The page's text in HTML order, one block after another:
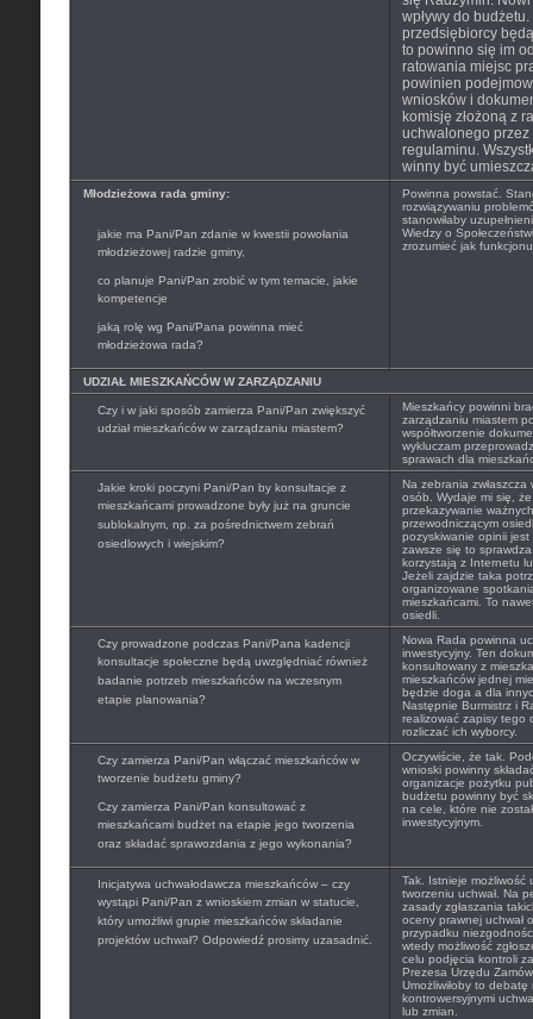
wpływy do
przedsiębiorcy
to powinno się im
ratowania miejsc
powinien
wniosków i
komisję złożoną z
uchwalonego
regulaminu.
winny być
Młodzieżowa rada gminy:
jakie ma Pani/Pan zdanie w kwestii powołania
młodzieżowej radzie gminy,
co planuje Pani/Pan zrobić w tym temacie, jakie
kompetencje
jaką rolę wg Pani/Pana powinna mieć
młodzieżowa rada?
Powinna powstać.
rozwiązywaniu
stanowiłaby
Wiedzy o
zrozumieć jak
UDZIAŁ MIESZKAŃCÓW W ZARZĄDZANIU
Czy i w jaki sposób zamierza Pani/Pan zwiększyć
udział mieszkańców w zarządzaniu miastem?
Mieszkańcy powinni
zarządzaniu miastem
współtworzenie
wykluczam
sprawach dla
Jakie kroki poczyni Pani/Pan by konsultacje z
mieszkańcami prowadzone były już na gruncie
sublokalnym, np. za pośrednictwem zebrań
osiedlowych i wiejskim?
Na zebrania
osób. Wydaje mi się,
przekazywanie
przewodniczącym
pozyskiwanie opinii
zawsze się to
korzystają z Internetu
Jeżeli zajdzie taka
organizowane
mieszkańcami. To
osiedli.
Czy prowadzone podczas Pani/Pana kadencji
konsultacje społeczne będą uwzględniać również
badanie potrzeb mieszkańców na wczesnym
etapie planowania?
Nowa Rada powinna
inwestycyjny. Ten
konsultowany z
mieszkańców jednej
będzie doga a dla
Następnie Burmistrz i
realizować zapisy tego
rozliczać ich wyborcy.
Czy zamierza Pani/Pan włączać mieszkańców w
tworzenie budżetu gminy?
Czy zamierza Pani/Pan konsultować z
mieszkańcami budżet na etapie jego tworzenia
oraz składać sprawozdania z jego wykonania?
Oczywiście, że tak.
wnioski powinny
organizacje pożytku
budżetu powinny być
na cele, które nie
inwestycyjnym.
Inicjatywa uchwałodawcza mieszkańców – czy
wystąpi Pani/Pan z wnioskiem zmian w statucie,
który umożliwi grupie mieszkańców składanie
projektów uchwał? Odpowiedź prosimy uzasadnić.
Tak. Istnieje możliwość
tworzeniu uchwał. Na
zasady zgłaszania
oceny prawnej uchwał
przypadku
wtedy możliwość
celu podjęcia kontroli
Prezesa Urzędu
Umożliwiłoby to
kontrowersyjnymi
lub zmian.